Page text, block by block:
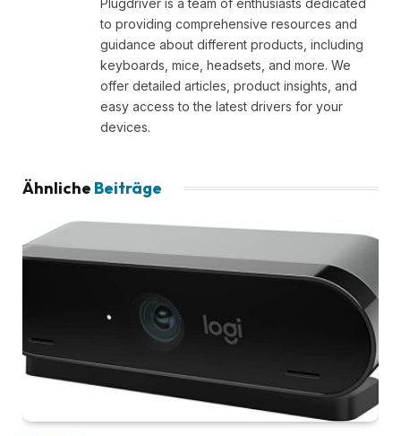
Plugdriver is a team of enthusiasts dedicated
to providing comprehensive resources and
guidance about different products, including
keyboards, mice, headsets, and more. We
offer detailed articles, product insights, and
easy access to the latest drivers for your
devices.
Ähnliche Beiträge